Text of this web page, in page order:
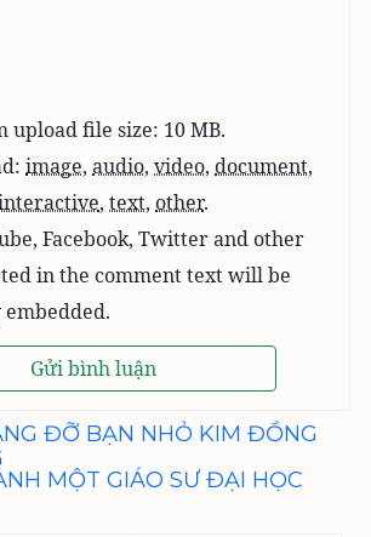
upload file size: 10 MB.
image, audio, video, document,
, text, other.
Facebook, Twitter and other
in the comment text will be
ĐỠ BẠN NHỎ KIM ĐỒNG
MỘT GIÁO SƯ ĐẠI HỌC